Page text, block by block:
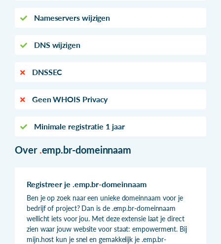
Nameservers wijzigen
DNS wijzigen
DNSSEC
Geen WHOIS Privacy
Minimale registratie 1 jaar
Over .emp.br-domeinnaam
Registreer je .emp.br-domeinnaam
Ben je op zoek naar een unieke domeinnaam voor je
bedrijf of project? Dan is de .emp.br-domeinnaam
wellicht iets voor jou. Met deze extensie laat je direct
zien waar jouw website voor staat: empowerment. Bij
mijn.host kun je snel en gemakkelijk je .emp.br-